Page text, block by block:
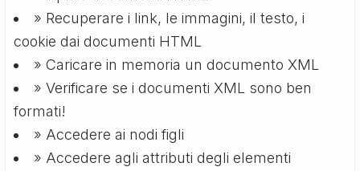
» Recuperare i link, le immagini, il testo, i
cookie dai documenti HTML
» Caricare in memoria un documento XML
» Verificare se i documenti XML sono ben
formati!
» Accedere ai nodi figli
» Accedere agli attributi degli elementi